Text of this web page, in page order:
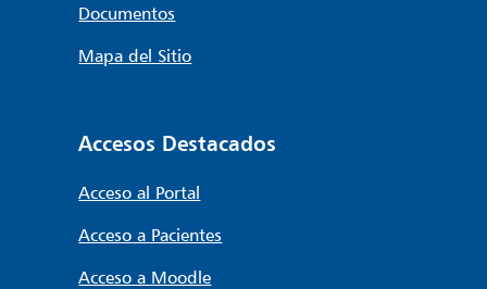
Documentos
Mapa del Sitio
Accesos Destacados
Acceso al Portal
Acceso a Pacientes
Acceso a Moodle